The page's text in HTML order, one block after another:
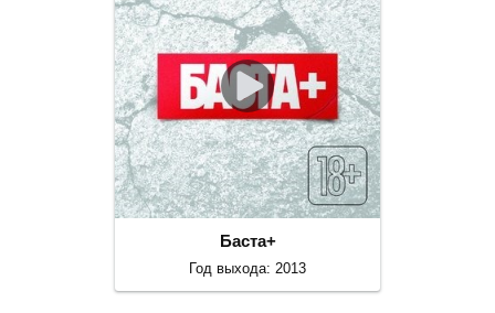
Баста+
Год выхода: 2013